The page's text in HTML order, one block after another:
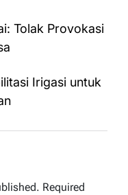
Tolak Provokasi
Irigasi untuk
Required